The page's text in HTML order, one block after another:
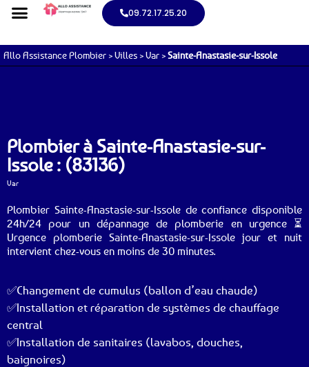
09.72.17.25.20
Allo Assistance Plombier >Villes >Var >Sainte-Anastasie-sur-Issole
Plombier à Sainte-Anastasie-sur-
Issole : (83136)
Var
Plombier Sainte-Anastasie-sur-Issole de confiance disponible
24h/24 pour un dépannage de plomberie en urgence ⏳
Urgence plomberie Sainte-Anastasie-sur-Issole jour et nuit
intervient chez-vous en moins de 30 minutes.
✅Changement de cumulus (ballon d’eau chaude)
✅Installation et réparation de systèmes de chauffage
central
✅Installation de sanitaires (lavabos, douches,
baignoires)